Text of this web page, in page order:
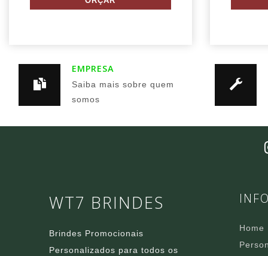
EMPRESA
Saiba mais sobre quem
somos
WT7 BRINDES
Brindes Promocionais
Personalizados para todos os
Home